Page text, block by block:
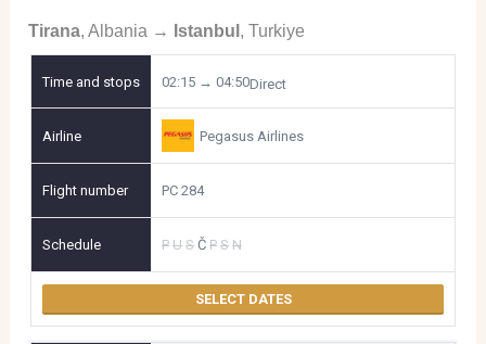
Tirana,Albania → Istanbul , Turkiye
02:15 → 04:50Direct
Pegasus Airlines
PC 284
P U S Č P S N
SELECT DATES